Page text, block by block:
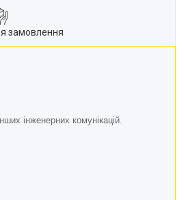
замовлення
інженерних комунікацій.